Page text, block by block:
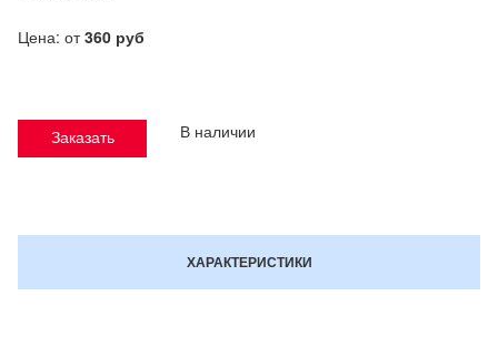
Цена: от360 руб
Заказать В наличии
ХАРАКТЕРИСТИКИ